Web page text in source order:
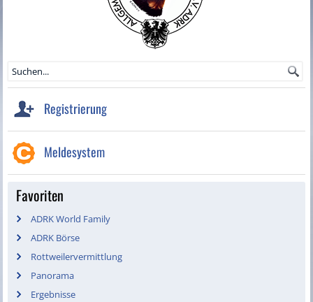
Registrierung
Meldesystem
Favoriten
ADRK World Family
ADRK Börse
Rottweilervermittlung
Panorama
Ergebnisse